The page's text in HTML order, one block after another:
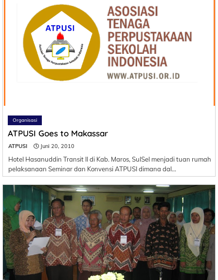
Organisasi
ATPUSI Goes to Makassar
ATPUSI Juni 20, 2010
Hotel Hasanuddin Transit II di Kab. Maros, SulSel menjadi tuan rumah
pelaksanaan Seminar dan Konvensi ATPUSI dimana dal…